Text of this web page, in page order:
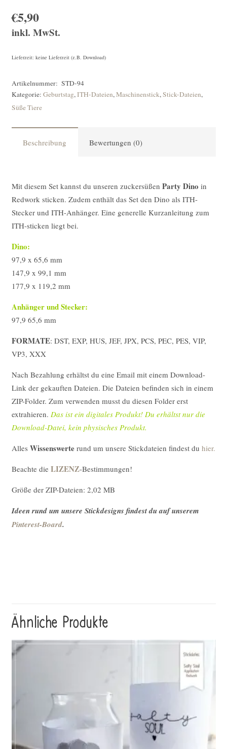
€5,90
inkl. MwSt.
Lieferzeit: keine Lieferzeit (z.B. Download)
Artikelnummer: STD-94
Kategorie: Geburtstag,ITH-Dateien,Maschinenstick,Stick-Dateien,
Süße Tiere
Beschreibung Bewertungen (0)
Mit diesem Set kannst du unseren zuckersüßen Party Dino in
Redwork sticken. Zudem enthält das Set den Dino als ITH-
Stecker und ITH-Anhänger. Eine generelle Kurzanleitung zum
ITH-sticken liegt bei.
Dino:
97,9 x 65,6 mm
147,9 x 99,1 mm
177,9 x 119,2 mm
Anhänger und Stecker:
97,9 65,6 mm
FORMATE: DST, EXP, HUS, JEF, JPX, PCS, PEC, PES, VIP,
VP3, XXX
Nach Bezahlung erhältst du eine Email mit einem Download-
Link der gekauften Dateien. Die Dateien befinden sich in einem
ZIP-Folder. Zum verwenden musst du diesen Folder erst
extrahieren. Das ist ein digitales Produkt! Du erhältst nur die
Download-Datei, kein physisches Produkt.
Alles Wissenswerterund um unsere Stickdateien findest du hier.
Beachte die LIZENZ-Bestimmungen!
Größe der ZIP-Dateien: 2,02 MB
Ideen rund um unsere Stickdesigns findest du auf unserem
Pinterest-Board.
Ähnliche Produkte